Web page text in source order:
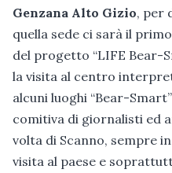
Genzana Alto Gizio, per
quella sede ci sarà il
del progetto “LIFE Bear-
la visita al centro
alcuni luoghi “Bear-
comitiva di giornalisti ed
volta di Scanno, sempre
visita al paese e